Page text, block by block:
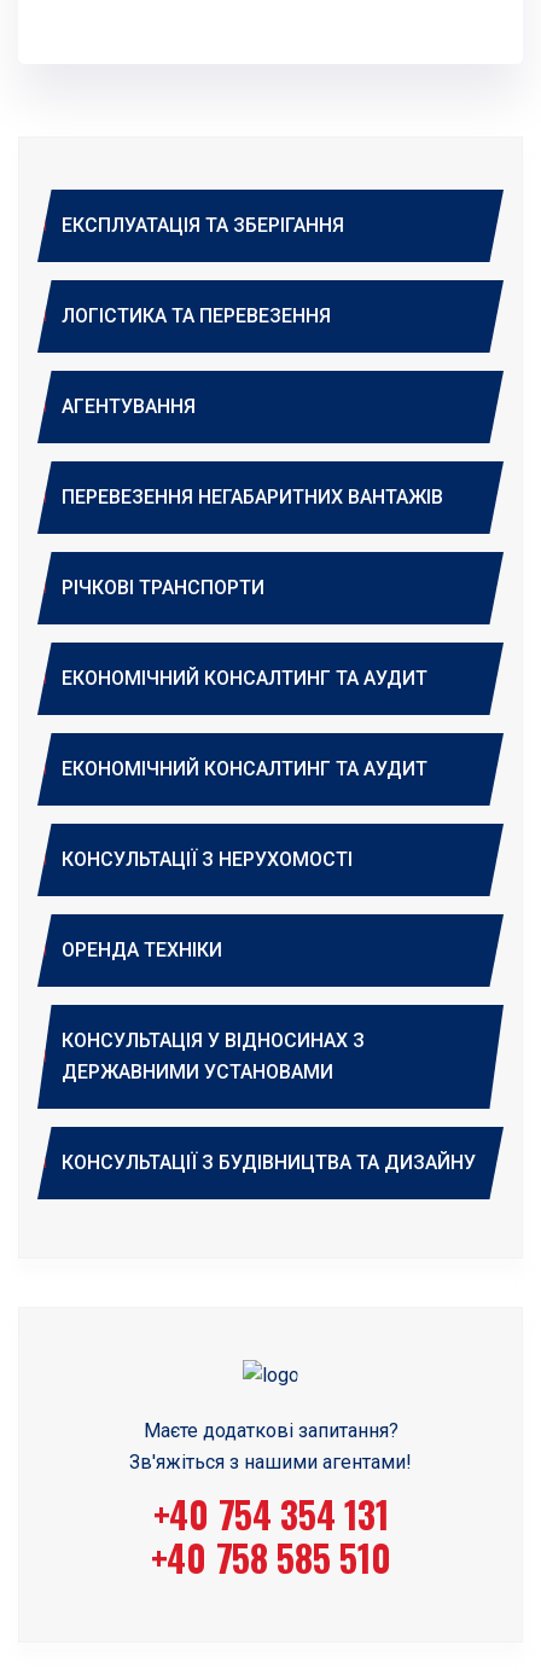
ЕКСПЛУАТАЦІЯ ТА ЗБЕРІГАННЯ
ЛОГІСТИКА ТА ПЕРЕВЕЗЕННЯ
АГЕНТУВАННЯ
ПЕРЕВЕЗЕННЯ НЕГАБАРИТНИХ ВАНТАЖІВ
РІЧКОВІ ТРАНСПОРТИ
ЕКОНОМІЧНИЙ КОНСАЛТИНГ ТА АУДИТ
ЕКОНОМІЧНИЙ КОНСАЛТИНГ ТА АУДИТ
КОНСУЛЬТАЦІЇ З НЕРУХОМОСТІ
ОРЕНДА ТЕХНІКИ
КОНСУЛЬТАЦІЯ У ВІДНОСИНАХ З
ДЕРЖАВНИМИ УСТАНОВАМИ
КОНСУЛЬТАЦІЇ З БУДІВНИЦТВА ТА ДИЗАЙНУ
Маєте додаткові запитання?
Зв'яжіться з нашими агентами!
+40 754 354 131
+40 758 585 510